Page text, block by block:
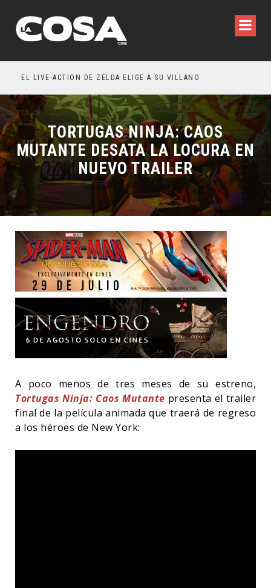
EL LIVE-ACTION DE ZELDA ELIGE A SU VILLANO
TORTUGAS NINJA: CAOS
MUTANTE DESATA LA LOCURA EN
NUEVO TRAILER
A poco menos de tres meses de su estreno,
Tortugas Ninja: Caos Mutante presenta el trailer
final de la película animada que traerá de regreso
a los héroes de New York: